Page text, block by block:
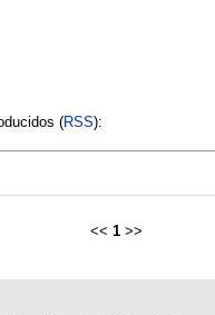
(RSS):
<< 1 >>